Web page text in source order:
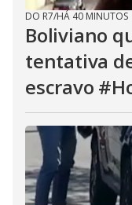
DO R7/HÁ 40 MINUTOS
Boliviano
tentativa
escravo